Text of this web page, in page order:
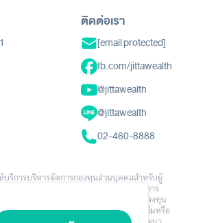
ติดต่อเรา
[email protected]
fb.com/jittawealth
@jittawealth
@jittawealth
02-460-8888
ริการบริหารจัดการกองทุนส่วนบุคคลสำหรับผู้
วนให้ลงทุนหรือทำธุรกรรมใดๆ ข้อมูล ผลการ
ลงทุนมีความเสี่ยง ผู้ลงทุนอาจสูญเสียเงินลงทุน
ารลงทุน จำนวนเงินลงทุน พฤติกรรมการเพิ่มหรือ